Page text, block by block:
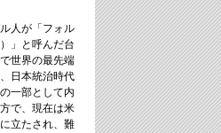
人が「フォル
」と呼んだ台
世界の最先端
日本統治時代
一部として内
で、現在は米
立たされ、難